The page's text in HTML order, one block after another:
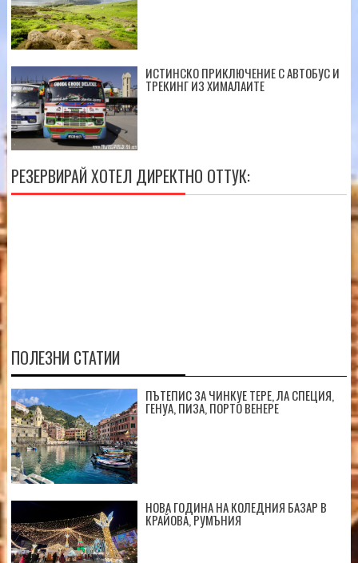
ИСТИНСКО ПРИКЛЮЧЕНИЕ С АВТОБУС И
ТРЕКИНГ ИЗ ХИМАЛАИТЕ
РЕЗЕРВИРАЙ ХОТЕЛ ДИРЕКТНО ОТТУК:
ПОЛЕЗНИ СТАТИИ
ПЪТЕПИС ЗА ЧИНКУЕ ТЕРЕ, ЛА СПЕЦИЯ,
ГЕНУА, ПИЗА, ПОРТО ВЕНЕРЕ
НОВА ГОДИНА НА КОЛЕДНИЯ БАЗАР В
КРАЙОВА, РУМЪНИЯ